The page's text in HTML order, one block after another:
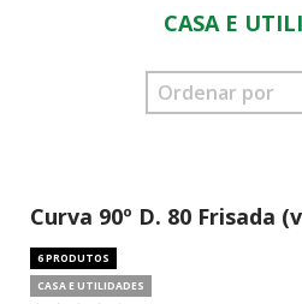
CASA E
Curva 90º D. 80 Frisada
6 PRODUTOS
CASA E UTILIDADES